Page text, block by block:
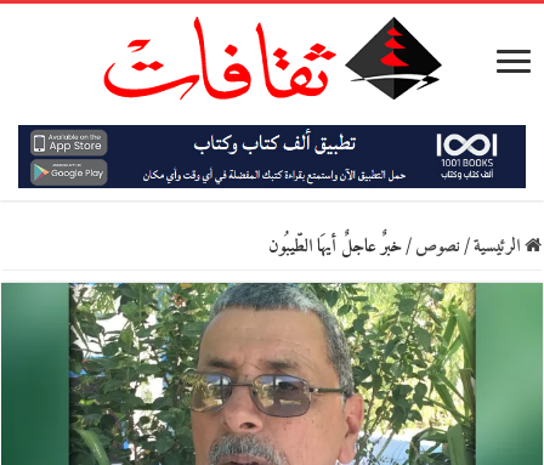
الرئيسية/نصوص/خبرٌ عاجلٌ أيهَا الطّيبُون